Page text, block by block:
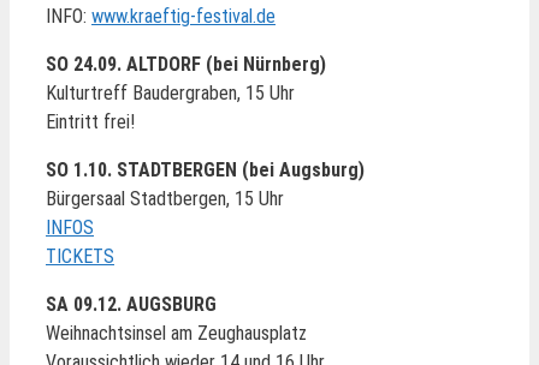
INFO: www.kraeftig-festival.de
SO 24.09. ALTDORF (bei Nürnberg)
Kulturtreff Baudergraben, 15 Uhr
Eintritt frei!
SO 1.10. STADTBERGEN (bei Augsburg)
Bürgersaal Stadtbergen, 15 Uhr
INFOS
TICKETS
SA 09.12. AUGSBURG
Weihnachtsinsel am Zeughausplatz